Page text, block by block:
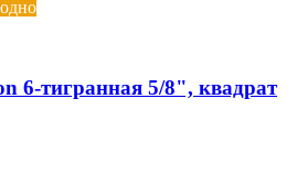
6-тигранная 5/8", квадрат